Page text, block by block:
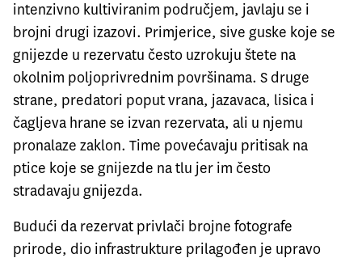
intenzivno kultiviranim područjem, javlaju se i
brojni drugi izazovi. Primjerice, sive guske koje se
gnijezde u rezervatu često uzrokuju štete na
okolnim poljoprivrednim površinama. S druge
strane, predatori poput vrana, jazavaca, lisica i
čagljeva hrane se izvan rezervata, ali u njemu
pronalaze zaklon. Time povećavaju pritisak na
ptice koje se gnijezde na tlu jer im često
stradavaju gnijezda.
Budući da rezervat privlači brojne fotografe
prirode, dio infrastrukture prilagođen je upravo